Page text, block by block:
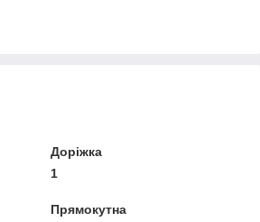
Доріжка
1
Прямокутна